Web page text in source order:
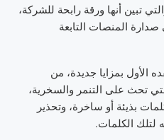
تبين أنها ورقة رابحة للشركة،
المنصات التابعة
الأول بمزايا جديدة، من
تحث على التنمر والسخرية،
بذيئة أو ساخرة، وتحذير
لتلك الكلمات.